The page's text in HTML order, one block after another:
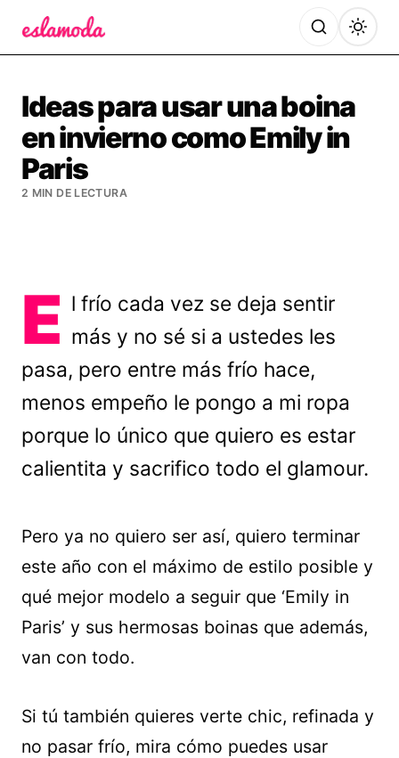
Ideas para usar una boina
en invierno como Emily in
Paris
2 MIN DE LECTURA
E l frío cada vez se deja sentir
más y no sé si a ustedes les
pasa, pero entre más frío hace,
menos empeño le pongo a mi ropa
porque lo único que quiero es estar
calientita y sacrifico todo el glamour.
Pero ya no quiero ser así, quiero terminar
este año con el máximo de estilo posible y
qué mejor modelo a seguir que ‘Emily in
Paris’ y sus hermosas boinas que además,
van con todo.
Si tú también quieres verte chic, refinada y
no pasar frío, mira cómo puedes usar